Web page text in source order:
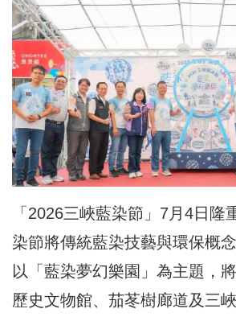
「2026三峽藍染節」7月4日隆
染節將傳統藍染技藝與環保概
以「藍染夢幻樂園」為主題，
歷史文物館、茄苳樹廊道及三